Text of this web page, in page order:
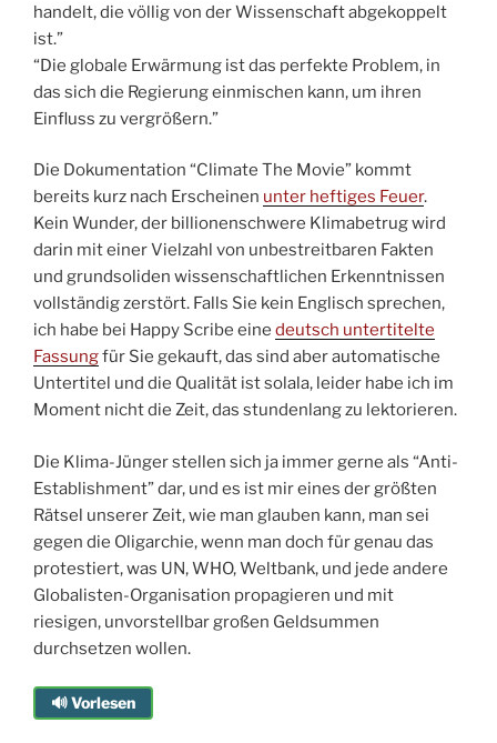
handelt, die völlig von der Wissenschaft abgekoppelt
ist.”
“Die globale Erwärmung ist das perfekte Problem, in
das sich die Regierung einmischen kann, um ihren
Einfluss zu vergrößern.”
Die Dokumentation “Climate The Movie” kommt
bereits kurz nach Erscheinen unter heftiges Feuer.
Kein Wunder, der billionenschwere Klimabetrug wird
darin mit einer Vielzahl von unbestreitbaren Fakten
und grundsoliden wissenschaftlichen Erkenntnissen
vollständig zerstört. Falls Sie kein Englisch sprechen,
ich habe bei Happy Scribe eine deutsch untertitelte
Fassungfür Sie gekauft, das sind aber automatische
Untertitel und die Qualität ist solala, leider habe ich im
Moment nicht die Zeit, das stundenlang zu lektorieren.
Die Klima-Jünger stellen sich ja immer gerne als “Anti-
Establishment” dar, und es ist mir eines der größten
Rätsel unserer Zeit, wie man glauben kann, man sei
gegen die Oligarchie, wenn man doch für genau das
protestiert, was UN, WHO, Weltbank, und jede andere
Globalisten-Organisation propagieren und mit
riesigen, unvorstellbar großen Geldsummen
durchsetzen wollen.
🔊 Vorlesen